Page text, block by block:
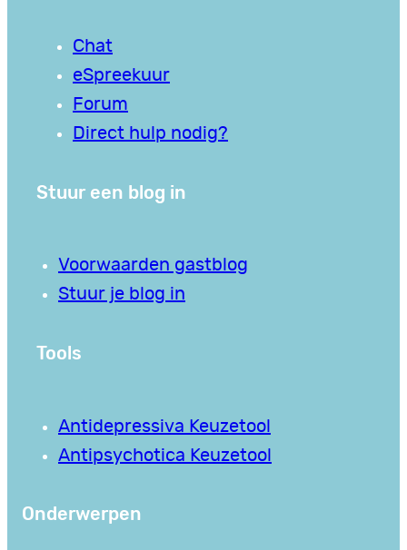
Chat
eSpreekuur
Forum
Direct hulp nodig?
Stuur een blog in
Voorwaarden gastblog
Stuur je blog in
Tools
Antidepressiva Keuzetool
Antipsychotica Keuzetool
Onderwerpen